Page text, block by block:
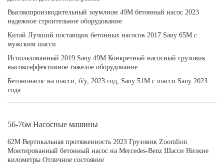
Высокопроизводительный зоумлион 49М бетонный насос 2023
надежное строительное оборудование
Китай Лучший поставщик бетонных насосов 2017 Sany 65M с
мужским шасси
Использованный 2019 Sany 49M Конкретный насосный грузовик
высокоэффективное тяжелое оборудование
Бетононасос на шасси, б/у, 2023 год, Sany 51M с шасси Sany 2023
года
56-76м Насосные машины
62M Вертикальная протяженность 2023 Грузовик Zoomlion
Монтированный бетонный насос на Mercedes-Benz Шасси Низкие
километры Отличное состояние